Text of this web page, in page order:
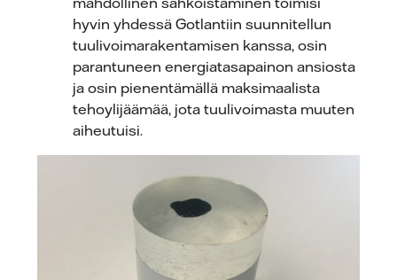
hyvin yhdessä Gotlantiin suunnitellun
tuulivoimarakentamisen kanssa, osin
parantuneen energiatasapainon ansiosta
ja osin pienentämällä maksimaalista
tehoylijäämää, jota tuulivoimasta muuten
aiheutuisi.